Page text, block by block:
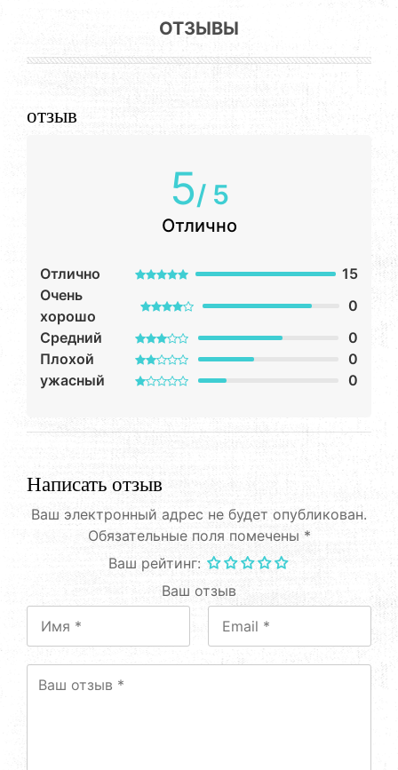
ОТЗЫВЫ
отзыв
5/ 5
Отлично
Отлично
15
Очень
хорошо
0
Средний
0
Плохой
0
ужасный
0
Написать отзыв
Ваш электронный адрес не будет опубликован.
Обязательные поля помечены *
Ваш рейтинг:
Ваш отзыв